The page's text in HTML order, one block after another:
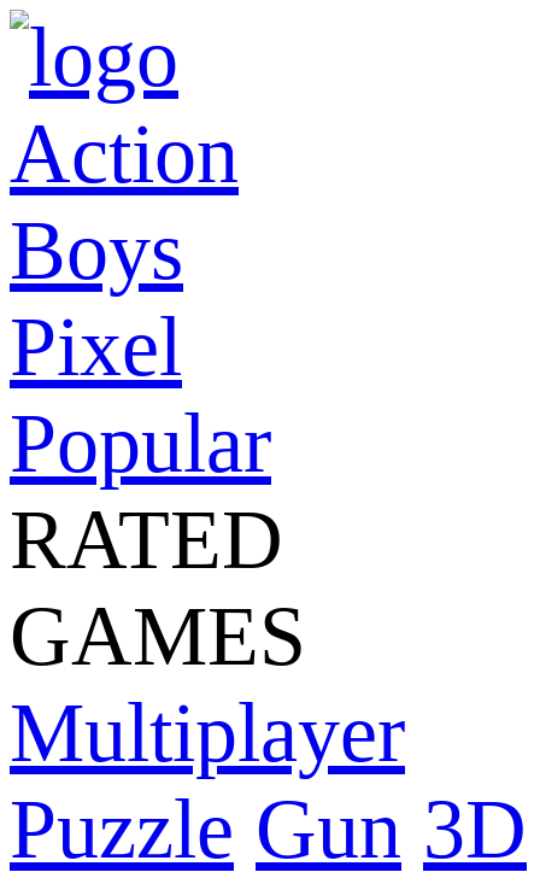
Action
Boys
Pixel
Popular
RATED
GAMES
Multiplayer
Puzzle Gun 3D